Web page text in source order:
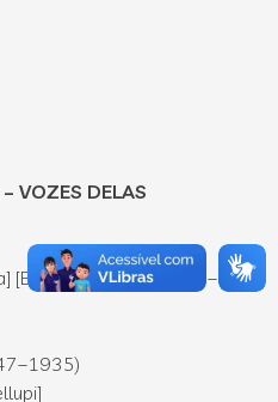
VOZES DELAS
[Estreia mundial, 2026 –